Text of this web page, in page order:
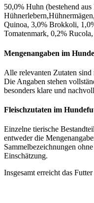
50,0% Huhn (bestehend
Quinoa, 3,0% Brokkoli,
Tomatenmark, 0,2%
Mengenangaben im
Alle relevanten Zutaten sind
Die Angaben stehen
besonders klare und
Fleischzutaten im
Einzelne tierische
entweder die
Sammelbezeichnungen
Einschätzung.
Insgesamt erreicht das